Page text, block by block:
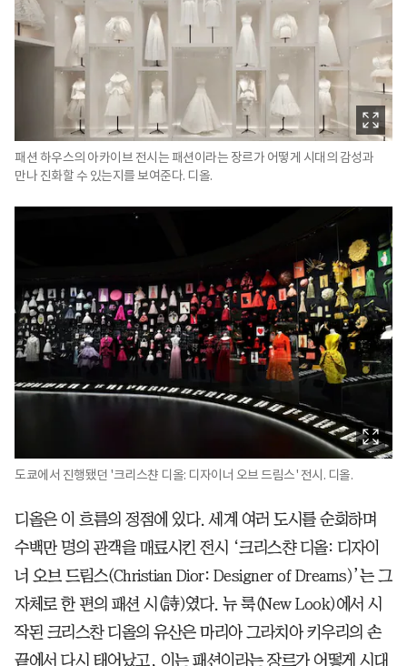
패션 하우스의 아카이브 전시는 패션이라는 장르가 어떻게 시대의 감성과
만나 진화할 수 있는지를 보여준다. 디올.
도쿄에서 진행됐던 '크리스챤 디올: 디자이너 오브 드림스' 전시. 디올.
디올은 이 흐름의 정점에 있다. 세계 여러 도시를 순회하며
수백만 명의 관객을 매료시킨 전시 ‘크리스챤 디올: 디자이
너 오브 드림스(Christian Dior: Designer of Dreams)’는 그
자체로 한 편의 패션 시(詩)였다. 뉴 룩(New Look)에서 시
작된 크리스찬 디올의 유산은 마리아 그라치아 키우리의 손
끝에서 다시 태어났고, 이는 패션이라는 장르가 어떻게 시대